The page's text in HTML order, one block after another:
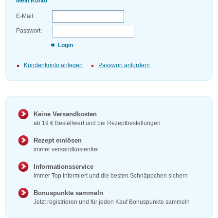
E-Mail:
Passwort:
Login
Kundenkonto anlegen Passwort anfordern
Keine Versandkosten
ab 19 € Bestellwert und bei Rezeptbestellungen
Rezept einlösen
immer versandkostenfrei
Informationsservice
immer Top informiert und die besten Schnäppchen sichern
Bonuspunkte sammeln
Jetzt registrieren und für jeden Kauf Bonuspunkte sammeln